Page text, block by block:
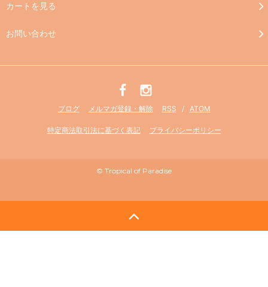
カートを見る
お問い合わせ
ブログ メルマガ登録・解除 RSS / ATOM
特定商法取引法に基づく表記 プライバシーポリシー
© Tropical of Paradise